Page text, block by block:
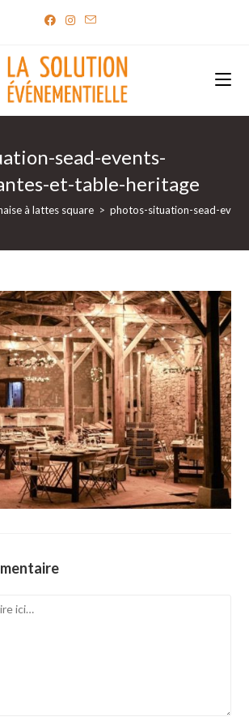
sead-events-
et-table-heritage
à lattes square > photos-situation-sead-